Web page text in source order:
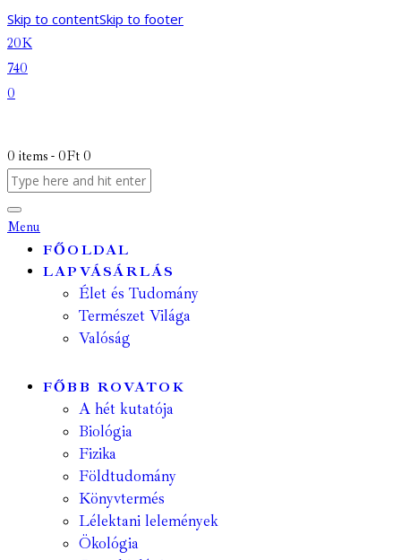
Skip to contentSkip to footer
20K
740
0
0 items - 0Ft 0
Menu
FŐOLDAL
LAPVÁSÁRLÁS
Élet és Tudomány
Természet Világa
Valóság
FŐBB ROVATOK
A hét kutatója
Biológia
Fizika
Földtudomány
Könyvtermés
Lélektani lelemények
Ökológia